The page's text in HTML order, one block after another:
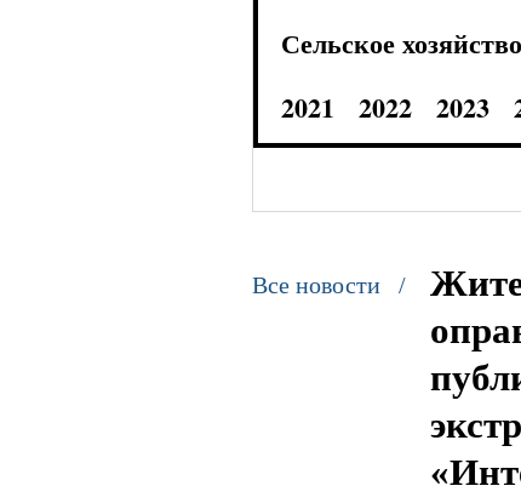
Сельское хозяйство
2021
2022 2023
Все новости /